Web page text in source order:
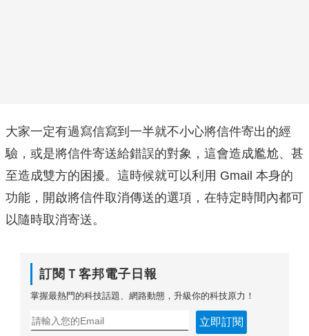
大家一定有過寫信寫到一半就不小心將信件寄出的經
驗，或是將信件寄送給錯誤的對象，這會造成尷尬、甚
至造成雙方的困擾。這時候就可以利用 Gmail 本身的
功能，開啟將信件取消傳送的選項，在特定時間內都可
以隨時取消寄送。
訂閱Ｔ客邦電子日報
掌握最熱門的科技話題、網路動態，升級你的科技原力！
立即訂閱